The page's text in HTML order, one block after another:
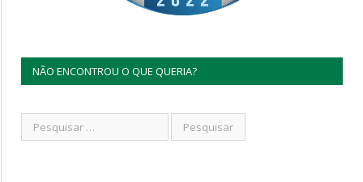
NÃO ENCONTROU O QUE QUERIA?